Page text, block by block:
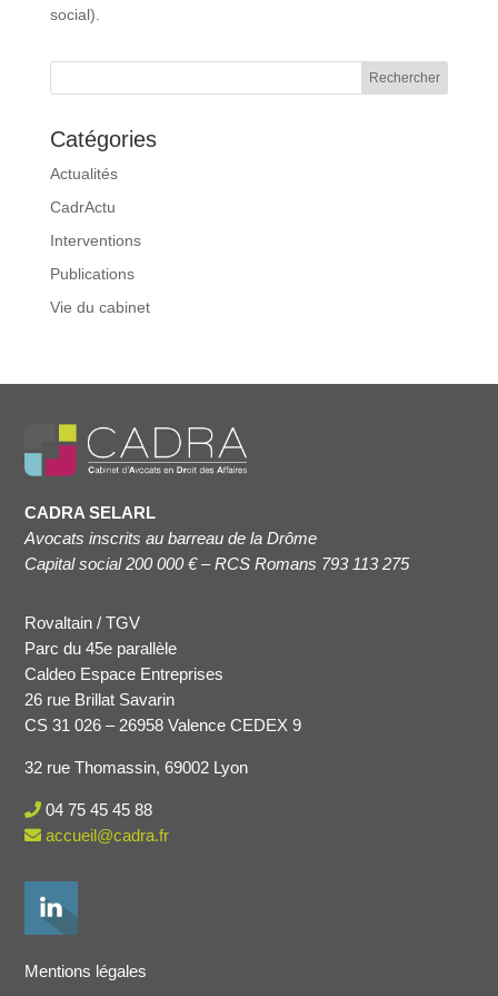
social).
Catégories
Actualités
CadrActu
Interventions
Publications
Vie du cabinet
CADRA SELARL
Avocats inscrits au barreau de la Drôme
Capital social 200 000 € – RCS Romans 793 113 275
Rovaltain / TGV
Parc du 45e parallèle
Caldeo Espace Entreprises
26 rue Brillat Savarin
CS 31 026 – 26958 Valence CEDEX 9
32 rue Thomassin, 69002 Lyon
04 75 45 45 88
accueil@cadra.fr
Mentions légales